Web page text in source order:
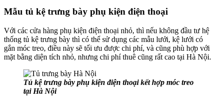
Mẫu tủ kệ trưng bày phụ kiện điện thoại
Với các cửa hàng phụ kiện điện thoại nhỏ, thì nếu không đầu tư hệ
thống tủ kệ trưng bày thì có thể sử dụng các mẫu lưới, kệ lưới có
gắn móc treo, điều này sẽ tối ưu được chi phí, và cũng phù hợp với
mặt bằng diện tích nhỏ, nhưng chi phí thuê cũng rất cao tại Hà Nội.
Tủ kệ trưng bày phụ kiện điện thoại kết hợp móc treo
tại Hà Nội